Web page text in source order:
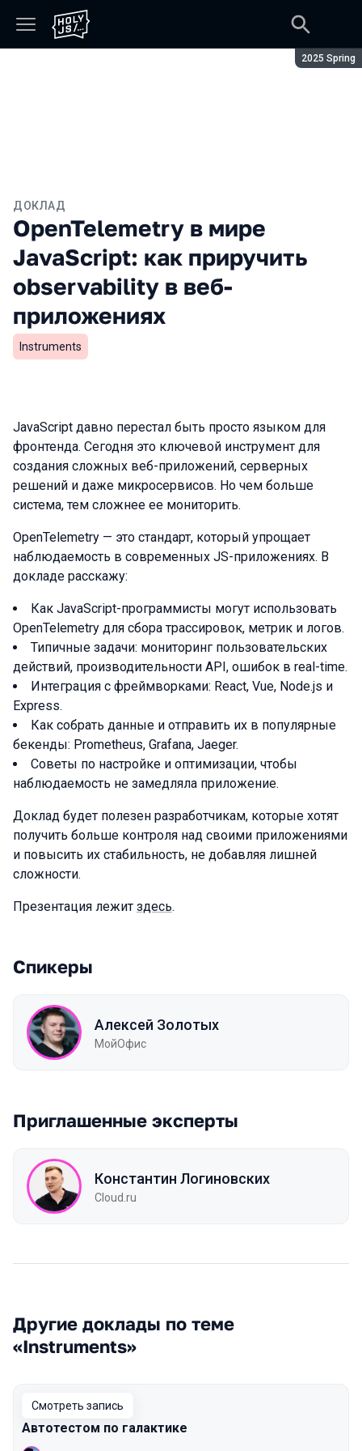
Сезон:
2025 Spring
ДОКЛАД
OpenTelemetry в мире
JavaScript: как приручить
observability в веб-
приложениях
Instruments
JavaScript давно перестал быть просто языком для
фронтенда. Сегодня это ключевой инструмент для
создания сложных веб-приложений, серверных
решений и даже микросервисов. Но чем больше
система, тем сложнее ее мониторить.
OpenTelemetry — это стандарт, который упрощает
наблюдаемость в современных JS-приложениях. В
докладе расскажу:
Как JavaScript-программисты могут использовать
OpenTelemetry для сбора трассировок, метрик и логов.
Типичные задачи: мониторинг пользовательских
действий, производительности API, ошибок в real-time.
Интеграция с фреймворками: React, Vue, Node.js и
Express.
Как собрать данные и отправить их в популярные
бекенды: Prometheus, Grafana, Jaeger.
Советы по настройке и оптимизации, чтобы
наблюдаемость не замедляла приложение.
Доклад будет полезен разработчикам, которые хотят
получить больше контроля над своими приложениями
и повысить их стабильность, не добавляя лишней
сложности.
Презентация лежит здесь.
Спикеры
Алексей Золотых
МойОфис
Приглашенные эксперты
Константин Логиновских
Cloud.ru
Другие доклады по теме
«Instruments»
Смотреть запись
Автотестом по галактике